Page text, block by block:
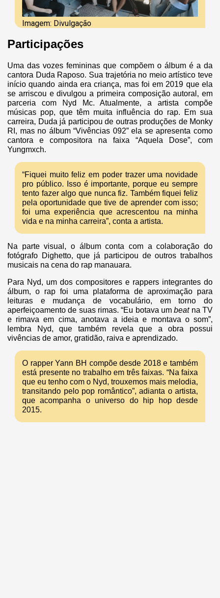
Imagem: Divulgação
Participações
Uma das vozes femininas que compõem o álbum é a da
cantora Duda Raposo. Sua trajetória no meio artístico teve
início quando ainda era criança, mas foi em 2019 que ela
se arriscou e divulgou a primeira composição autoral, em
parceria com Nyd Mc. Atualmente, a artista compõe
músicas pop, que têm muita influência do rap. Em sua
carreira, Duda já participou de outras produções de Monky
RI, mas no álbum “Vivências 092” ela se apresenta como
cantora e compositora na faixa “Aquela Dose”, com
Yungmxch.
“Fiquei muito feliz em poder trazer uma novidade
pro público. Isso é importante, porque eu sempre
tento fazer algo que nunca fiz. Também fiquei feliz
pela oportunidade que tive de aprender com isso;
foi uma experiência que acrescentou na minha
vida e na minha carreira”, conta a artista.
Na parte visual, o álbum conta com a colaboração do
fotógrafo Dighetto, que já participou de outros trabalhos
musicais na cena do rap manauara.
Para Nyd, um dos compositores e rappers integrantes do
álbum, o rap foi uma plataforma de aproximação para
leituras e mudança de vocabulário, em torno do
aperfeiçoamento de suas rimas. “Eu botava umbeat na TV
e rimava em cima, anotava a ideia e montava o som”,
lembra Nyd, que também revela que a obra possui
vivências de amor, gratidão, raiva e aprendizado.
O rapper Yann BH compõe desde 2018 e também
está presente no trabalho em três faixas. “Na faixa
que eu tenho com o Nyd, trouxemos mais melodia,
transitando pelo pop romântico”, adianta o artista,
que acompanha o universo do hip hop desde
2015.